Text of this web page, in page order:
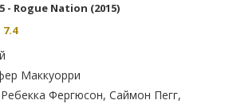
- Rogue Nation (2015)
7.4
Маккуорри
Фергюсон, Саймон Пегг,